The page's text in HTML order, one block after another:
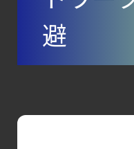
計
避